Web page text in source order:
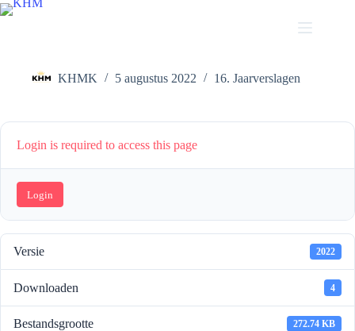
Ga
naar
KHMK 5 augustus 2022 16. Jaarverslagen
Login is required to access this page
Login
Versie 2022
Downloaden 4
Bestandsgrootte 272.74 KB